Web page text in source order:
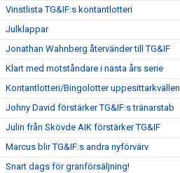
Vinstlista TG&IF:s kontantlotteri
Julklappar
Jonathan Wahnberg återvänder till TG&IF
Klart med motståndare i nästa års serie
Kontantlotteri/Bingolotter uppesittarkvällen
Johny David förstärker TG&IF:s tränarstab
Julin från Skövde AIK förstärker TG&IF
Marcus blir TG&IF:s andra nyförvärv
Snart dags för granförsäljning!